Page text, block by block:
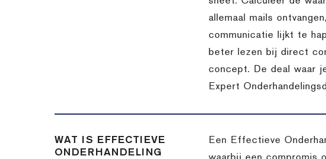
allemaal mails
communicatie lijkt te
beter lezen bij direct
concept. De deal waar
Expert
WAT IS EFFECTIEVE
ONDERHANDELING
Een Effectieve